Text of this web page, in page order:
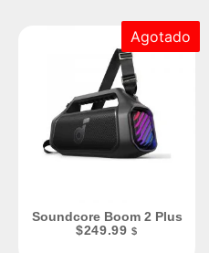
Agotado
Soundcore Boom 2 Plus
$249.99 $